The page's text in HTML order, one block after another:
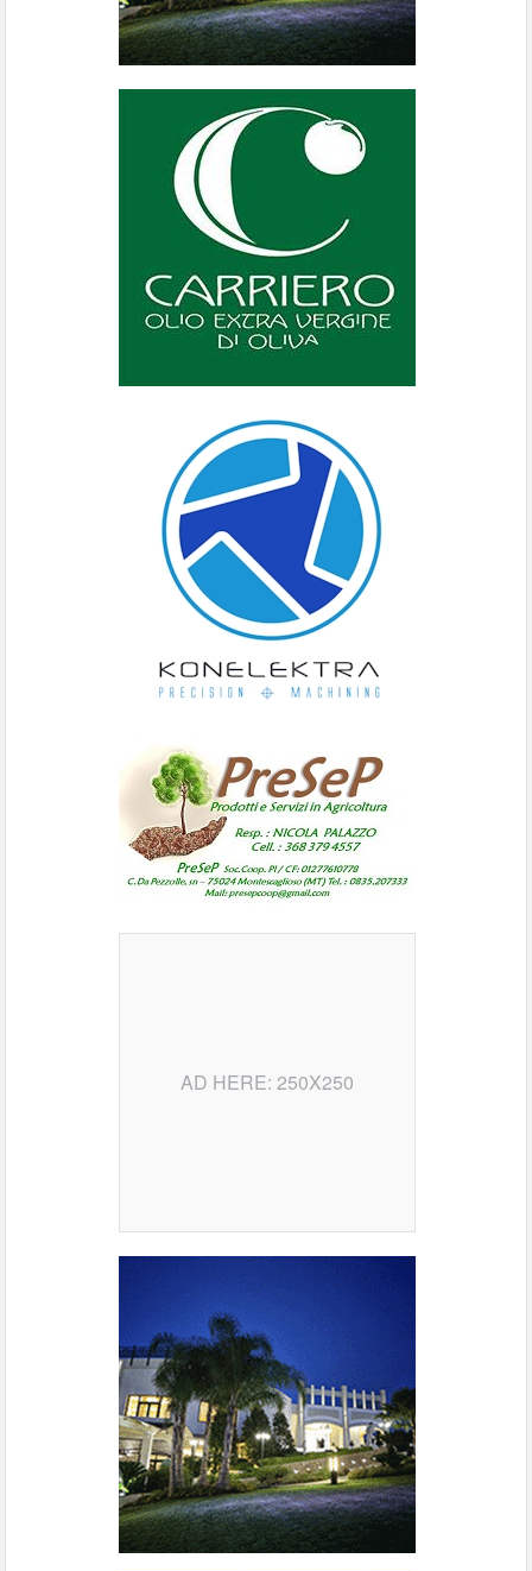
AD HERE: 250X250